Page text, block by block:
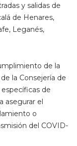
y salidas de
de Henares,
Leganés,
de la
la Consejería de
de
asegurar el
o
del COVID-